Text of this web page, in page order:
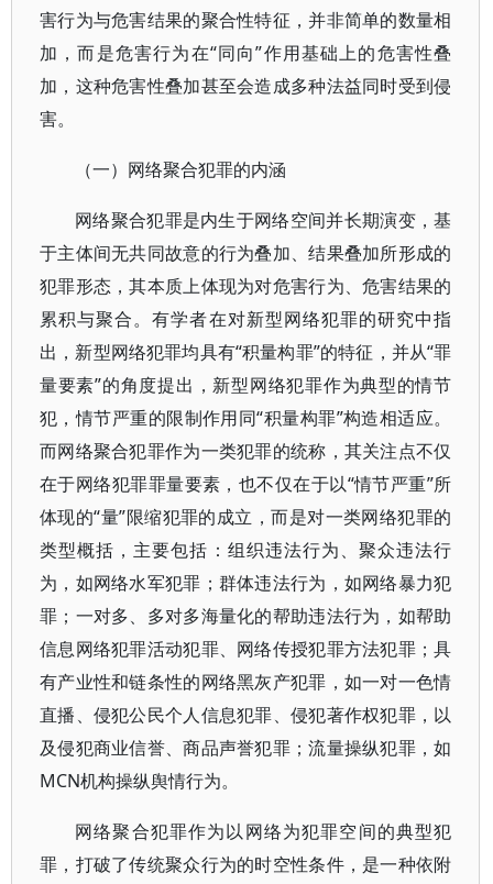
害行为与危害结果的聚合性特征，并非简单的数量相
加，而是危害行为在“同向”作用基础上的危害性叠
加，这种危害性叠加甚至会造成多种法益同时受到侵
害。
（一）网络聚合犯罪的内涵
网络聚合犯罪是内生于网络空间并长期演变，基
于主体间无共同故意的行为叠加、结果叠加所形成的
犯罪形态，其本质上体现为对危害行为、危害结果的
累积与聚合。有学者在对新型网络犯罪的研究中指
出，新型网络犯罪均具有“积量构罪”的特征，并从“罪
量要素”的角度提出，新型网络犯罪作为典型的情节
犯，情节严重的限制作用同“积量构罪”构造相适应。
而网络聚合犯罪作为一类犯罪的统称，其关注点不仅
在于网络犯罪罪量要素，也不仅在于以“情节严重”所
体现的“量”限缩犯罪的成立，而是对一类网络犯罪的
类型概括，主要包括：组织违法行为、聚众违法行
为，如网络水军犯罪；群体违法行为，如网络暴力犯
罪；一对多、多对多海量化的帮助违法行为，如帮助
信息网络犯罪活动犯罪、网络传授犯罪方法犯罪；具
有产业性和链条性的网络黑灰产犯罪，如一对一色情
直播、侵犯公民个人信息犯罪、侵犯著作权犯罪，以
及侵犯商业信誉、商品声誉犯罪；流量操纵犯罪，如
MCN机构操纵舆情行为。
网络聚合犯罪作为以网络为犯罪空间的典型犯
罪，打破了传统聚众行为的时空性条件，是一种依附